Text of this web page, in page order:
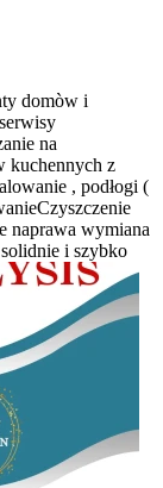
domòw i
na
kuchennych z
, podłogi (
naprawa wymiana
i szybko